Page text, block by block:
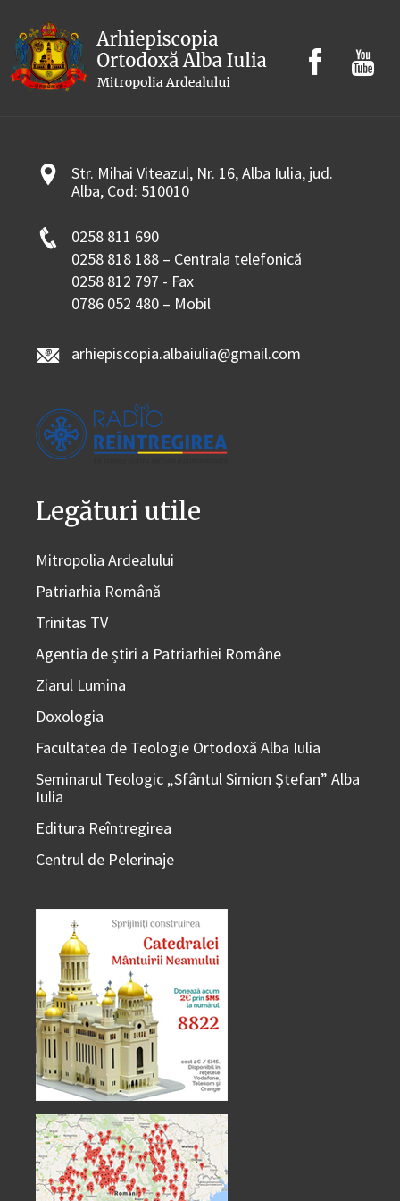
Str. Mihai Viteazul, Nr. 16, Alba Iulia, jud.
Alba, Cod: 510010
0258 811 690
0258 818 188 – Centrala telefonică
0258 812 797 - Fax
0786 052 480 – Mobil
arhiepiscopia.albaiulia@gmail.com
Legături utile
Mitropolia Ardealului
Patriarhia Română
Trinitas TV
Agentia de știri a Patriarhiei Române
Ziarul Lumina
Doxologia
Facultatea de Teologie Ortodoxă Alba Iulia
Seminarul Teologic „Sfântul Simion Ştefan” Alba
Iulia
Editura Reîntregirea
Centrul de Pelerinaje